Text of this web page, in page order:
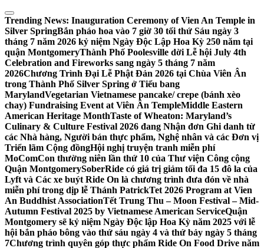
Skip
to
content
Trending News: Inauguration Ceremony of Vien An Temple in
Silver SpringBắn pháo hoa vào 7 giờ 30 tối thứ Sáu ngày 3
tháng 7 năm 2026 kỷ niệm Ngày Độc Lập Hoa Kỳ 250 năm tại
quận MontgomeryThành Phố Poolesville dời Lễ hội July 4th
Celebration and Fireworks sang ngày 5 tháng 7 năm
2026Chương Trình Đại Lễ Phật Đản 2026 tại Chùa Viên Ân
trong Thành Phố Silver Spring ở Tiểu bang
MarylandVegetarian Vietnamese pancake/ crepe (bánh xèo
chay) Fundraising Event at Viên Ân TempleMiddle Eastern
American Heritage MonthTaste of Wheaton: Maryland’s
Culinary & Culture Festival 2026 đang Nhận đơn Ghi danh từ
các Nhà hàng, Người bán thực phẩm, Nghệ nhân và các Đơn vị
Triển lãm Cộng đồngHội nghị truyện tranh miễn phí
MoComCon thường niên lần thứ 10 của Thư viện Công cộng
Quận MontgomerySoberRide có giá trị giảm tối đa 15 đô la của
Lyft và Các xe buýt Ride On là chương trình đưa đón về nhà
miễn phí trong dịp lễ Thánh PatrickTet 2026 Program at Vien
An Buddhist AssociationTết Trung Thu – Moon Festival – Mid-
Autumn Festival 2025 by Vietnamese American ServiceQuận
Montgomery sẽ kỷ niệm Ngày Độc lập Hoa Kỳ năm 2025 với lễ
hội bắn pháo bông vào thứ sáu ngày 4 và thứ bảy ngày 5 tháng
7Chương trình quyên góp thực phẩm Ride On Food Drive năm